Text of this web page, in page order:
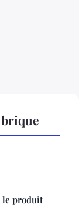
le produit